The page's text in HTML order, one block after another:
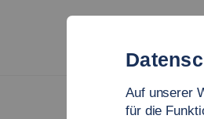
Auf unserer
für die